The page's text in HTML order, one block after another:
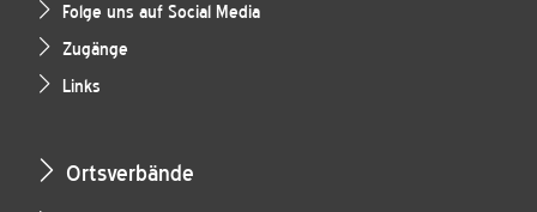
Folge uns auf Social Media
Zugänge
Links
Ortsverbände